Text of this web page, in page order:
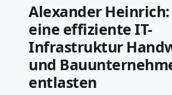
Alexander Heinrich:
eine effiziente IT-
Infrastruktur
und
entlasten